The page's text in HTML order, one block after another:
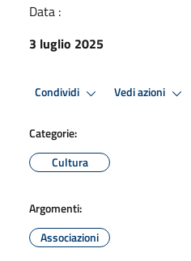
Data :
3 luglio 2025
Condividi Vedi azioni
Categorie:
Cultura
Argomenti:
Associazioni